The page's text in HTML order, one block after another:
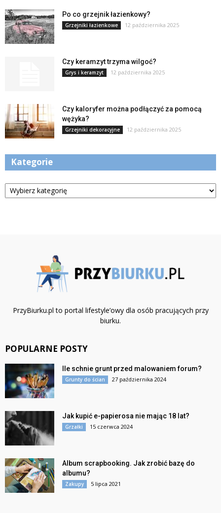
Po co grzejnik łazienkowy?
Grzejniki łazienkowe 12 października 2025
Czy keramzyt trzyma wilgoć?
Grys i keramzyt 12 października 2025
Czy kaloryfer można podłączyć za pomocą
wężyka?
Grzejniki dekoracyjne 12 października 2025
Kategorie
Kategorie
PrzyBiurku.pl to portal lifestyle’owy dla osób pracujących przy
biurku.
POPULARNE POSTY
Ile schnie grunt przed malowaniem forum?
Grunty do ścian 27 października 2024
Jak kupić e-papierosa nie mając 18 lat?
Grzałki 15 czerwca 2024
Album scrapbooking. Jak zrobić bazę do
albumu?
Zakupy 5 lipca 2021